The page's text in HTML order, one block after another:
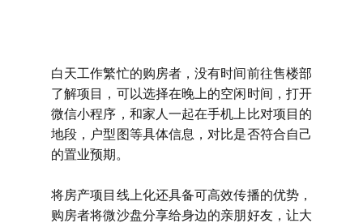
白天工作繁忙的购房者，没有时间前往售楼部
了解项目，可以选择在晚上的空闲时间，打开
微信小程序，和家人一起在手机上比对项目的
地段，户型图等具体信息，对比是否符合自己
的置业预期。
将房产项目线上化还具备可高效传播的优势，
购房者将微沙盘分享给身边的亲朋好友，让大